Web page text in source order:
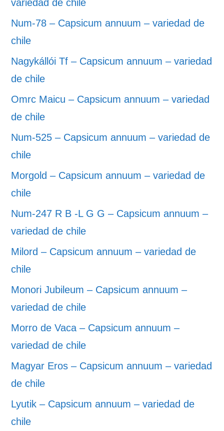
variedad de chile
Num-78 – Capsicum annuum – variedad de
chile
Nagykállói Tf – Capsicum annuum – variedad
de chile
Omrc Maicu – Capsicum annuum – variedad
de chile
Num-525 – Capsicum annuum – variedad de
chile
Morgold – Capsicum annuum – variedad de
chile
Num-247 R B -L G G – Capsicum annuum –
variedad de chile
Milord – Capsicum annuum – variedad de
chile
Monori Jubileum – Capsicum annuum –
variedad de chile
Morro de Vaca – Capsicum annuum –
variedad de chile
Magyar Eros – Capsicum annuum – variedad
de chile
Lyutik – Capsicum annuum – variedad de
chile